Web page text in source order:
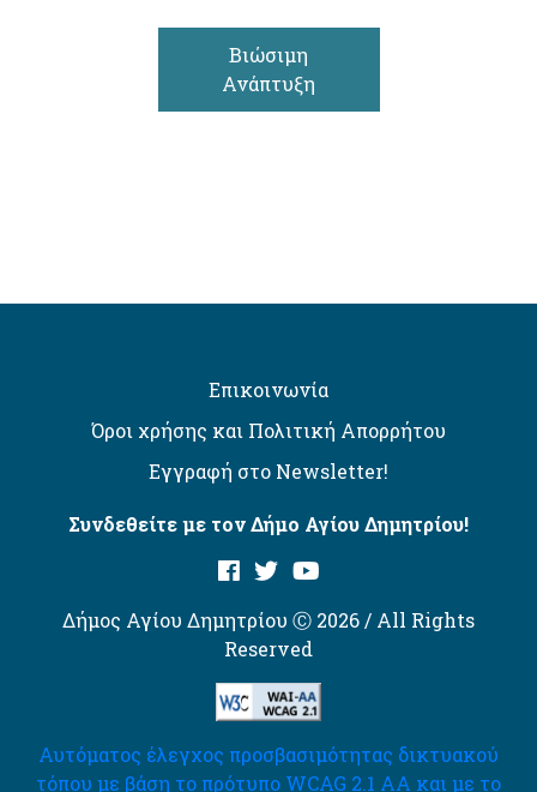
Βιώσιμη
Ανάπτυξη
Επικοινωνία
Όροι χρήσης και Πολιτική Απορρήτου
Εγγραφή στο Newsletter!
Συνδεθείτε με τον Δήμο Αγίου Δημητρίου!
Δήμος Αγίου Δημητρίου Ⓒ 2026 / All Rights
Reserved
Αυτόματος έλεγχος προσβασιμότητας δικτυακού
τόπου με βάση το πρότυπο WCAG 2.1 AA και με το